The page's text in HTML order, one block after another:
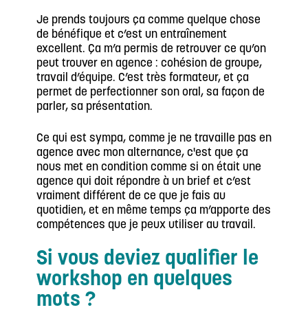
Je prends toujours ça comme quelque chose
de bénéfique et c’est un entraînement
excellent. Ça m’a permis de retrouver ce qu’on
peut trouver en agence : cohésion de groupe,
travail d’équipe. C’est très formateur, et ça
permet de perfectionner son oral, sa façon de
parler, sa présentation.
Ce qui est sympa, comme je ne travaille pas en
agence avec mon alternance, c'est que ça
nous met en condition comme si on était une
agence qui doit répondre à un brief et c’est
vraiment différent de ce que je fais au
quotidien, et en même temps ça m’apporte des
compétences que je peux utiliser au travail.
Si vous deviez qualifier le
workshop en quelques
mots ?